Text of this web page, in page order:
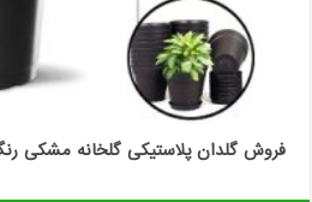
فروش گلدان پلاستیکی گلخانه مشکی